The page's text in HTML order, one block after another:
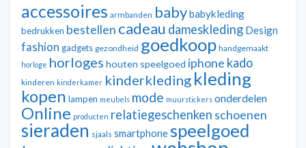
accessoires armbanden babybabykleding
bedrukken bestellen cadeau dameskleding Design
fashion gadgets gezondheid goedkoop handgemaakt
horloge horloges houten speelgoed iphone kado
kinderen kinderkamer kinderkleding kleding
kopen lampen meubels mode muurstickers onderdelen
Online producten relatiegeschenken schoenen
sieraden sjaals smartphonespeelgoed